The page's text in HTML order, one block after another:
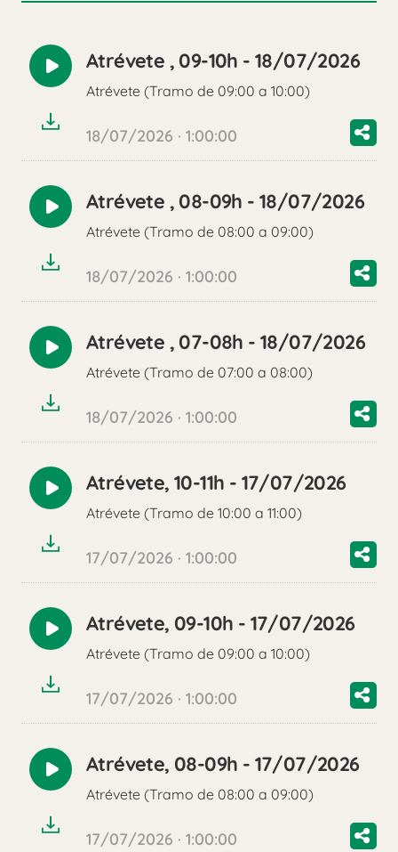
Reproducir
audio
Atrévete , 09-10h - 18/07/2026
Atrévete (Tramo de 09:00 a 10:00)
18/07/2026 · 1:00:00
Reproducir
audio
Atrévete , 08-09h - 18/07/2026
Atrévete (Tramo de 08:00 a 09:00)
18/07/2026 · 1:00:00
Reproducir
audio
Atrévete , 07-08h - 18/07/2026
Atrévete (Tramo de 07:00 a 08:00)
18/07/2026 · 1:00:00
Reproducir
audio
Atrévete, 10-11h - 17/07/2026
Atrévete (Tramo de 10:00 a 11:00)
17/07/2026 · 1:00:00
Reproducir
audio
Atrévete, 09-10h - 17/07/2026
Atrévete (Tramo de 09:00 a 10:00)
17/07/2026 · 1:00:00
Reproducir
audio
Atrévete, 08-09h - 17/07/2026
Atrévete (Tramo de 08:00 a 09:00)
17/07/2026 · 1:00:00